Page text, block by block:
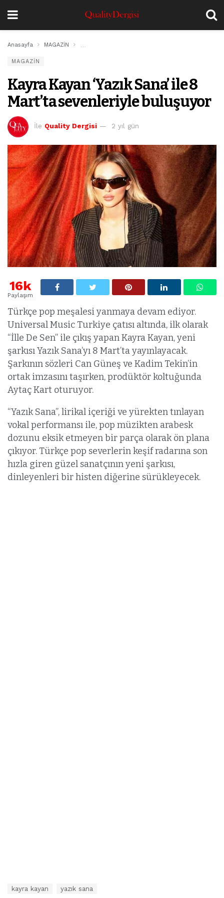
Anasayfa MAGAZİN
MAGAZİN
Kayra Kayan ‘Yazık Sana’ ile 8
Mart’ta sevenleriyle buluşuyor
İle Quality Dergisi 2 yıl gün
16k
Paylaşım
Türkçe pop meşalesi yanmaya devam ediyor.
Universal Music Turkiye çatısı altında, ilk olarak
“İlle De Sen” ile çıkış yapan Kayra Kayan, yeni
şarkısı Yazık Sana’yı 8 Mart’ta yayınlayacak.
Şarkının sözleri Can Güneş ve Kadim Tekin’in
ortak imzasını taşırken, prodüktör koltuğunda
Aytaç Kart oturuyor.
“Yazık Sana”, lirikal içeriği ve yürekten tınlayan
vokal performansı ile, pop müzikten arabesk
dozunu eksik etmeyen bir parça olarak ön plana
çıkıyor. Türkçe pop severlerin keşif radarına son
hızla giren güzel sanatçının yeni şarkısı,
dinleyenleri bir histen diğerine sürükleyecek.
kayra kayan yazık sana